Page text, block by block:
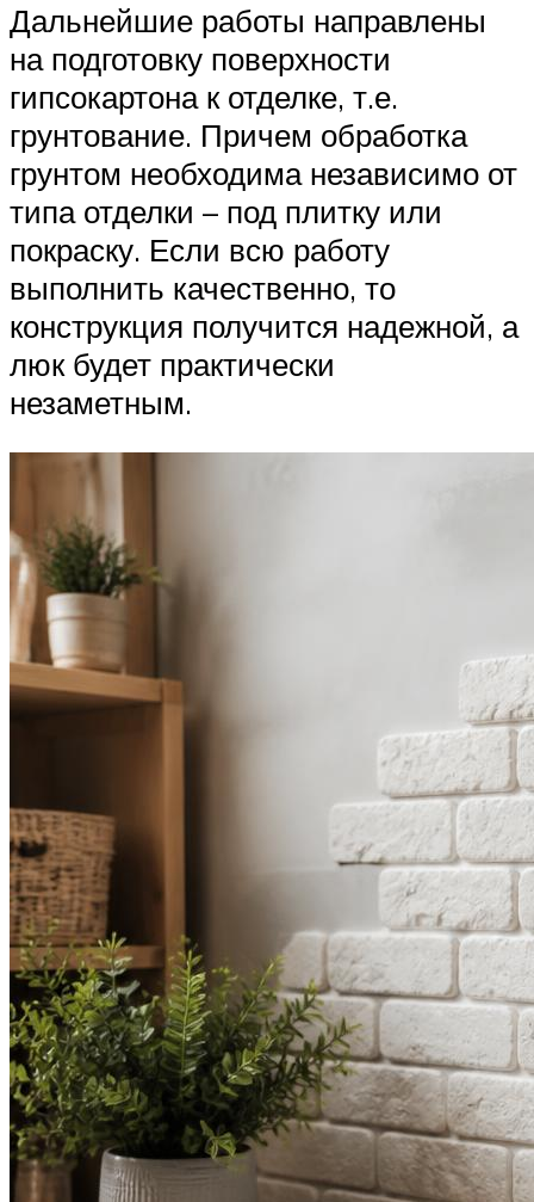
Дальнейшие работы направлены
на подготовку поверхности
гипсокартона к отделке, т.е.
грунтование. Причем обработка
грунтом необходима независимо от
типа отделки – под плитку или
покраску. Если всю работу
выполнить качественно, то
конструкция получится надежной, а
люк будет практически
незаметным.